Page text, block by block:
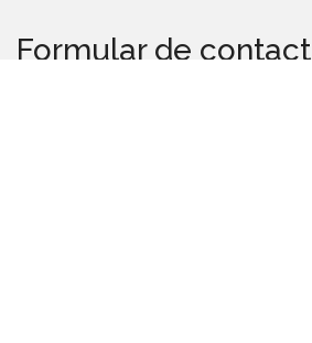
Formular de contact